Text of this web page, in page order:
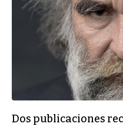
Dos publicaciones